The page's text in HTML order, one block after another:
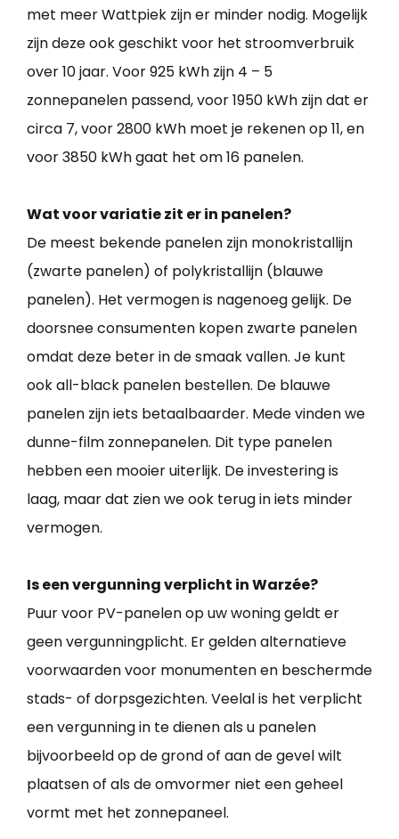
met meer Wattpiek zijn er minder nodig. Mogelijk
zijn deze ook geschikt voor het stroomverbruik
over 10 jaar. Voor 925 kWh zijn 4 – 5
zonnepanelen passend, voor 1950 kWh zijn dat er
circa 7, voor 2800 kWh moet je rekenen op 11, en
voor 3850 kWh gaat het om 16 panelen.
Wat voor variatie zit er in panelen?
De meest bekende panelen zijn monokristallijn
(zwarte panelen) of polykristallijn (blauwe
panelen). Het vermogen is nagenoeg gelijk. De
doorsnee consumenten kopen zwarte panelen
omdat deze beter in de smaak vallen. Je kunt
ook all-black panelen bestellen. De blauwe
panelen zijn iets betaalbaarder. Mede vinden we
dunne-film zonnepanelen. Dit type panelen
hebben een mooier uiterlijk. De investering is
laag, maar dat zien we ook terug in iets minder
vermogen.
Is een vergunning verplicht in Warzée?
Puur voor PV-panelen op uw woning geldt er
geen vergunningplicht. Er gelden alternatieve
voorwaarden voor monumenten en beschermde
stads- of dorpsgezichten. Veelal is het verplicht
een vergunning in te dienen als u panelen
bijvoorbeeld op de grond of aan de gevel wilt
plaatsen of als de omvormer niet een geheel
vormt met het zonnepaneel.